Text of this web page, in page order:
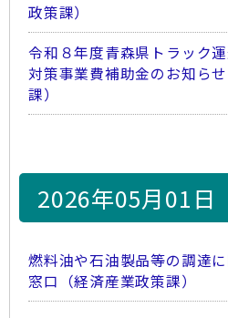
政策課）
令和８年度青森県トラック
対策事業費補助金のお知ら
課）
2026年05月01日
燃料油や石油製品等の調達
窓口（経済産業政策課）